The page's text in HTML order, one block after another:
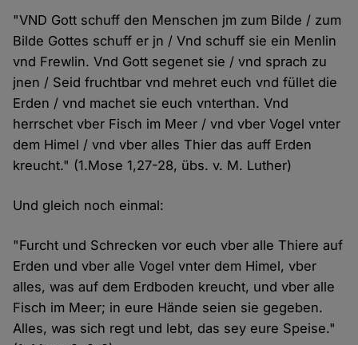
"VND Gott schuff den Menschen jm zum Bilde / zum
Bilde Gottes schuff er jn / Vnd schuff sie ein Menlin
vnd Frewlin. Vnd Gott segenet sie / vnd sprach zu
jnen / Seid fruchtbar vnd mehret euch vnd füllet die
Erden / vnd machet sie euch vnterthan. Vnd
herrschet vber Fisch im Meer / vnd vber Vogel vnter
dem Himel / vnd vber alles Thier das auff Erden
kreucht." (1.Mose 1,27-28, übs. v. M. Luther)
Und gleich noch einmal:
"Furcht und Schrecken vor euch vber alle Thiere auf
Erden und vber alle Vogel vnter dem Himel, vber
alles, was auf dem Erdboden kreucht, und vber alle
Fisch im Meer; in eure Hände seien sie gegeben.
Alles, was sich regt und lebt, das sey eure Speise."